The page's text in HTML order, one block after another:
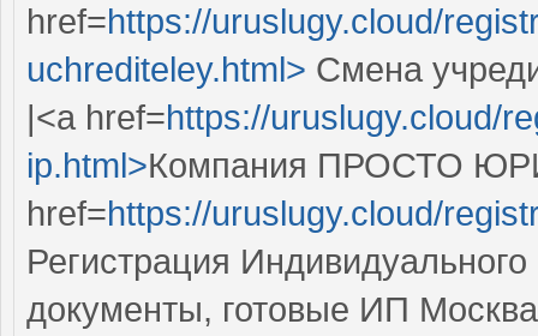
href=https://uruslugy.cloud/
uchrediteley.html> Смена
|<a href=https://uruslugy.cloud/
ip.html>Компания ПРОСТО
href=https://uruslugy.cloud/
Регистрация
документы, готовые ИП